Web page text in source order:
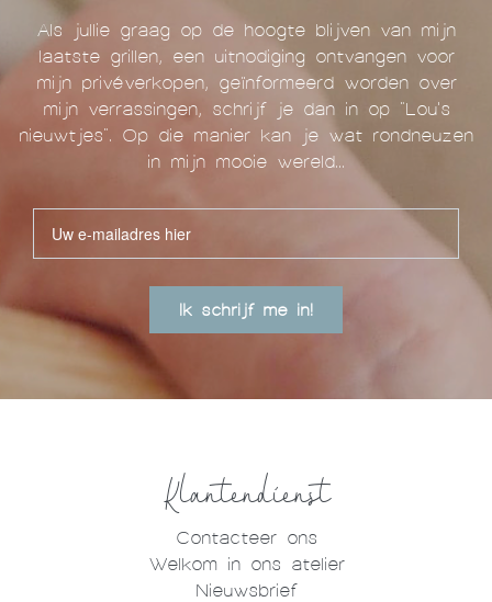
Als jullie graag op de hoogte blijven van mijn
laatste grillen, een uitnodiging ontvangen voor
mijn privéverkopen, geïnformeerd worden over
mijn verrassingen, schrijf je dan in op "Lou's
nieuwtjes". Op die manier kan je wat rondneuzen
in mijn mooie wereld...
Ik schrijf me in!
Klantendienst
Contacteer ons
Welkom in ons atelier
Nieuwsbrief